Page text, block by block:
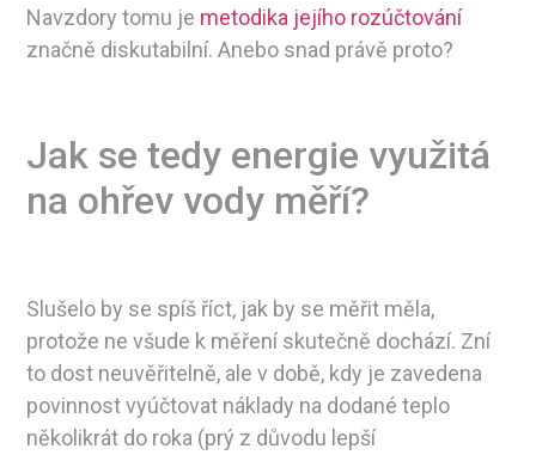
Navzdory tomu je metodika jejího rozúčtování
značně diskutabilní. Anebo snad právě proto?
Jak se tedy energie využitá
na ohřev vody měří?
Slušelo by se spíš říct, jak by se měřit měla,
protože ne všude k měření skutečně dochází. Zní
to dost neuvěřitelně, ale v době, kdy je zavedena
povinnost vyúčtovat náklady na dodané teplo
několikrát do roka (prý z důvodu lepší